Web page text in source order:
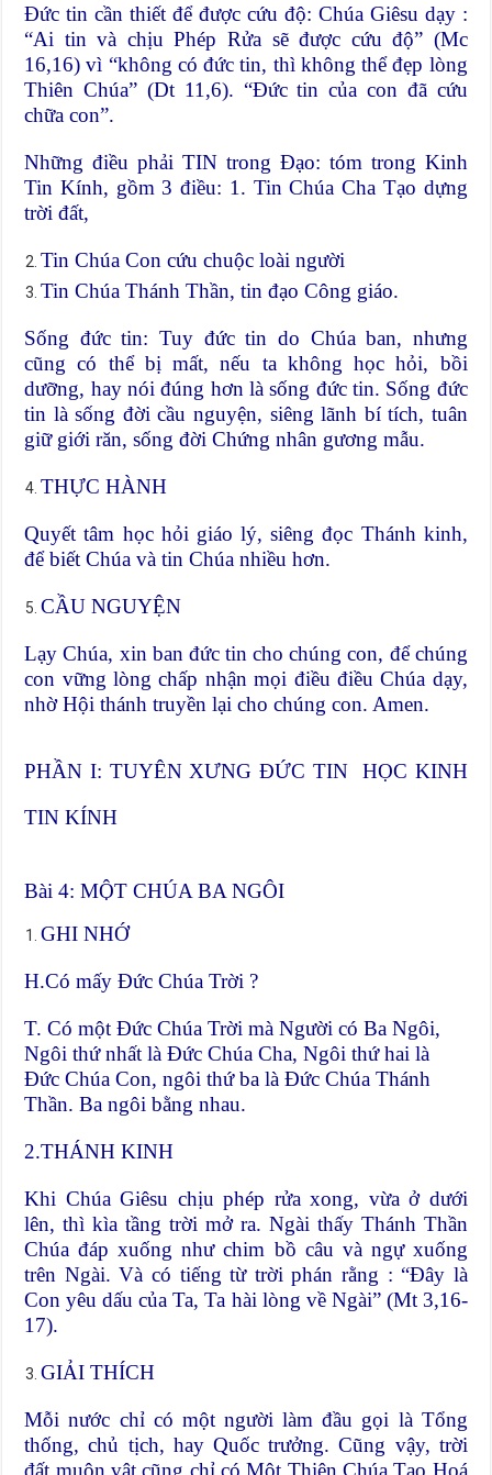
Đức tin cần thiết để được cứu độ: Chúa Giêsu dạy :
“Ai tin và chịu Phép Rửa sẽ được cứu độ” (Mc
16,16) vì “không có đức tin, thì không thể đẹp lòng
Thiên Chúa” (Dt 11,6). “Đức tin của con đã cứu
chữa con”.
Những điều phải TIN trong Đạo: tóm trong Kinh
Tin Kính, gồm 3 điều: 1. Tin Chúa Cha Tạo dựng
trời đất,
Tin Chúa Con cứu chuộc loài người
Tin Chúa Thánh Thần, tin đạo Công giáo.
Sống đức tin: Tuy đức tin do Chúa ban, nhưng
cũng có thể bị mất, nếu ta không học hỏi, bồi
dưỡng, hay nói đúng hơn là sống đức tin. Sống đức
tin là sống đời cầu nguyện, siêng lãnh bí tích, tuân
giữ giới răn, sống đời Chứng nhân gương mẫu.
THỰC HÀNH
Quyết tâm học hỏi giáo lý, siêng đọc Thánh kinh,
để biết Chúa và tin Chúa nhiều hơn.
CẦU NGUYỆN
Lạy Chúa, xin ban đức tin cho chúng con, để chúng
con vững lòng chấp nhận mọi điều điều Chúa dạy,
nhờ Hội thánh truyền lại cho chúng con. Amen.
PHẦN I: TUYÊN XƯNG ĐỨC TIN HỌC KINH
TIN KÍNH
Bài 4: MỘT CHÚA BA NGÔI
GHI NHỚ
H.Có mấy Đức Chúa Trời ?
T. Có một Đức Chúa Trời mà Người có Ba Ngôi,
Ngôi thứ nhất là Đức Chúa Cha, Ngôi thứ hai là
Đức Chúa Con, ngôi thứ ba là Đức Chúa Thánh
Thần. Ba ngôi bằng nhau.
2.THÁNH KINH
Khi Chúa Giêsu chịu phép rửa xong, vừa ở dưới
lên, thì kìa tầng trời mở ra. Ngài thấy Thánh Thần
Chúa đáp xuống như chim bồ câu và ngự xuống
trên Ngài. Và có tiếng từ trời phán rằng : “Đây là
Con yêu dấu của Ta, Ta hài lòng về Ngài” (Mt 3,16-
17).
GIẢI THÍCH
Mỗi nước chỉ có một người làm đầu gọi là Tổng
thống, chủ tịch, hay Quốc trưởng. Cũng vậy, trời
đất muôn vật cũng chỉ có Một Thiên Chúa Tạo Hoá